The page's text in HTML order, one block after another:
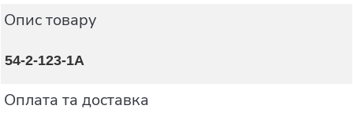
Опис товару
54-2-123-1А
Оплата та доставка